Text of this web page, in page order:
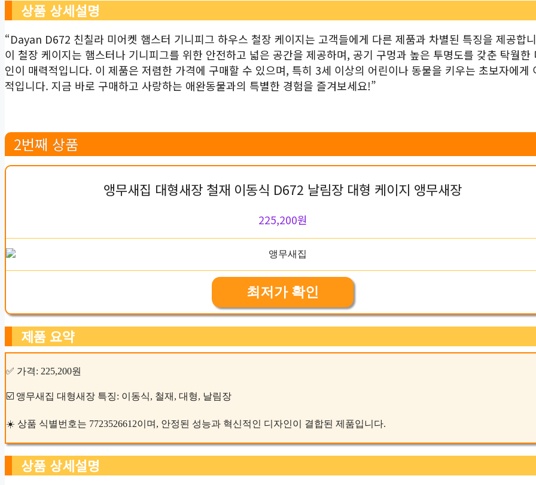
상품 상세설명
“Dayan D672 친칠라 미어켓 햄스터 기니피그 하우스 철장 케이지는 고객들에게 다른 제품과 차별된 특징을 제공합
이 철장 케이지는 햄스터나 기니피그를 위한 안전하고 넓은 공간을 제공하며, 공기 구멍과 높은 투명도를 갖춘 탁월한
인이 매력적입니다. 이 제품은 저렴한 가격에 구매할 수 있으며, 특히 3세 이상의 어린이나 동물을 키우는 초보자에게
적입니다. 지금 바로 구매하고 사랑하는 애완동물과의 특별한 경험을 즐겨보세요!”
2번째 상품
앵무새집 대형새장 철재 이동식 D672 날림장 대형 케이지 앵무새장
225,200원
최저가 확인
제품 요약
✅ 가격: 225,200원
☑️ 앵무새집 대형새장 특징: 이동식, 철재, 대형, 날림장
☀️ 상품 식별번호는 7723526612이며, 안정된 성능과 혁신적인 디자인이 결합된 제품입니다.
상품 상세설명